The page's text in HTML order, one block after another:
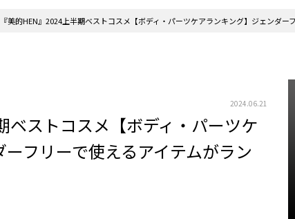
『美的HEN』2024上半期ベストコスメ【ボディ・パーツケアランキング】ジェンダー
2024.06.21
ベストコスメ【ボディ・パーツケ
フリーで使えるアイテムがラン